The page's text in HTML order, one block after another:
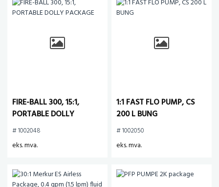
FIRE-BALL 300, 15:1,
PORTABLE DOLLY
PACKAGE
# 1002048
eks. mva.
1:1 FAST FLO PUMP, CS
200 L BUNG
# 1002050
eks. mva.